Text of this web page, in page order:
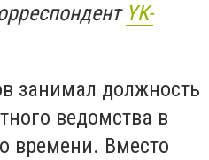
YK-
занимал должность
ведомства в
времени. Вместо